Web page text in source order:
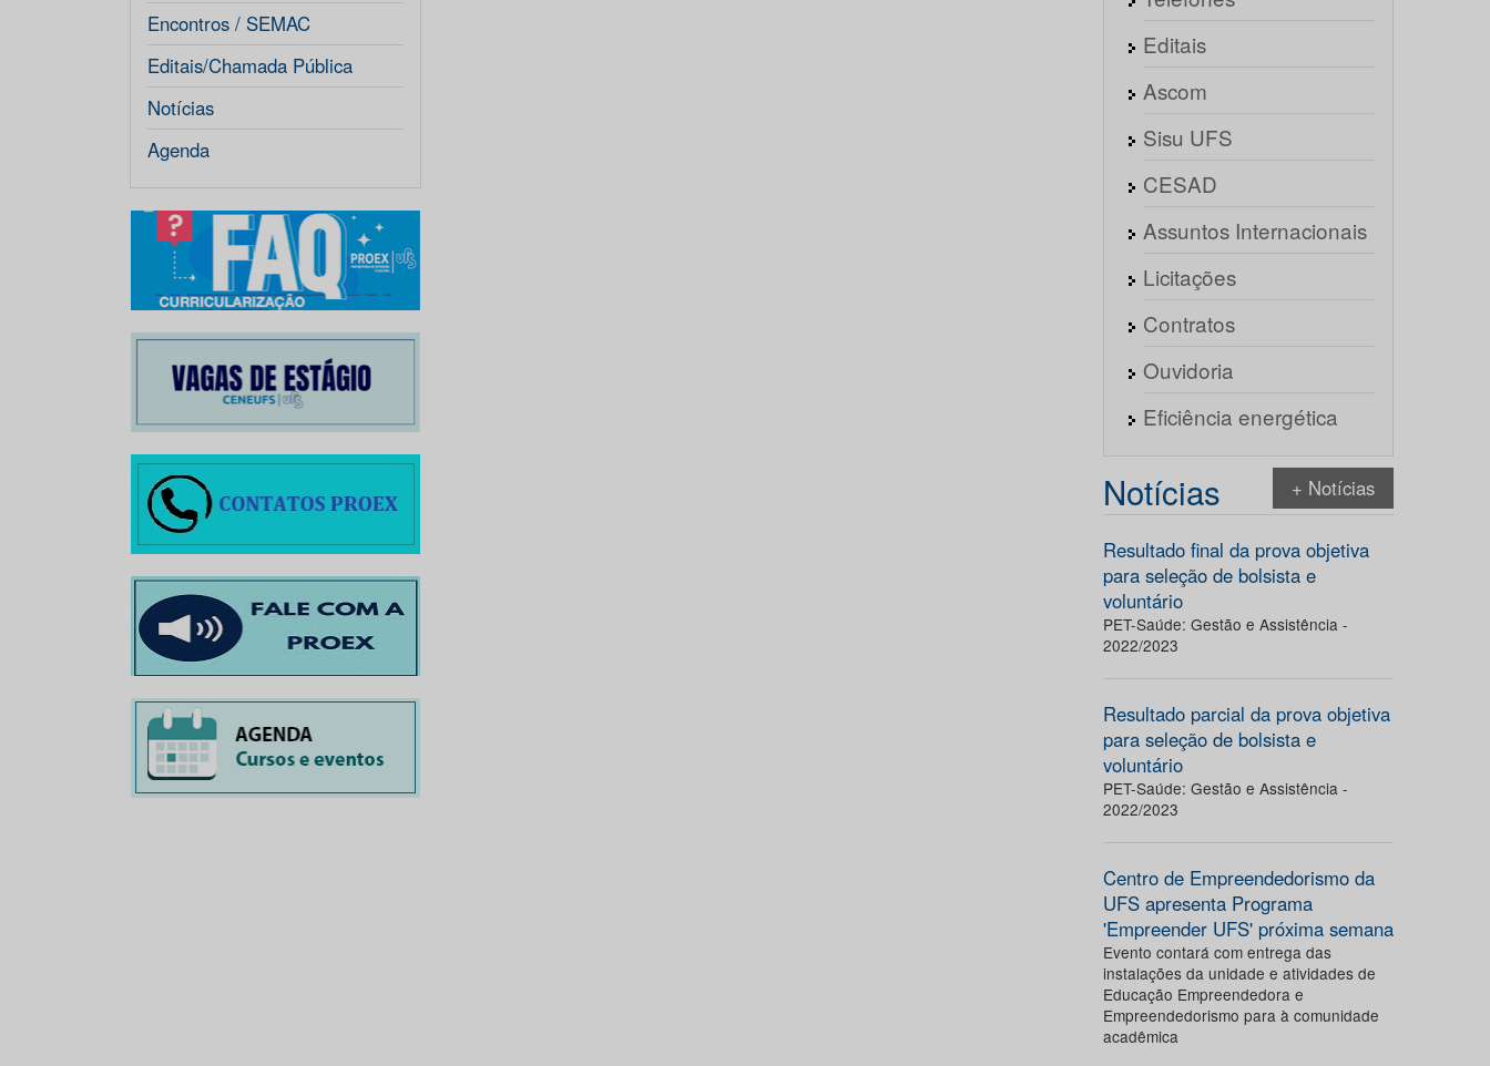
Encontros / SEMAC
Editais/Chamada Pública
Notícias
Agenda
Editais
Ascom
Sisu UFS
CESAD
Assuntos Internacionais
Licitações
Contratos
Ouvidoria
Eficiência energética
Notícias + Notícias
Resultado final da prova objetiva
para seleção de bolsista e
voluntário
PET-Saúde: Gestão e Assistência -
2022/2023
Resultado parcial da prova objetiva
para seleção de bolsista e
voluntário
PET-Saúde: Gestão e Assistência -
2022/2023
Centro de Empreendedorismo da
UFS apresenta Programa
'Empreender UFS' próxima semana
Evento contará com entrega das
instalações da unidade e atividades de
Educação Empreendedora e
Empreendedorismo para à comunidade
acadêmica